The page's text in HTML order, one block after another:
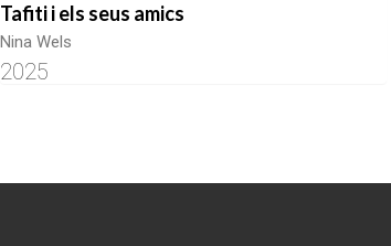
Tafiti i els seus amics
Nina Wels
2025